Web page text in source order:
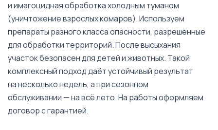
и имагоцидная обработка холодным туманом
(уничтожение взрослых комаров). Используем
препараты разного класса опасности, разрешённые
для обработки территорий. После высыхания
участок безопасен для детей и животных. Такой
комплексный подход даёт устойчивый результат
на несколько недель, а при сезонном
обслуживании — на всё лето. На работы оформляем
договор с гарантией.